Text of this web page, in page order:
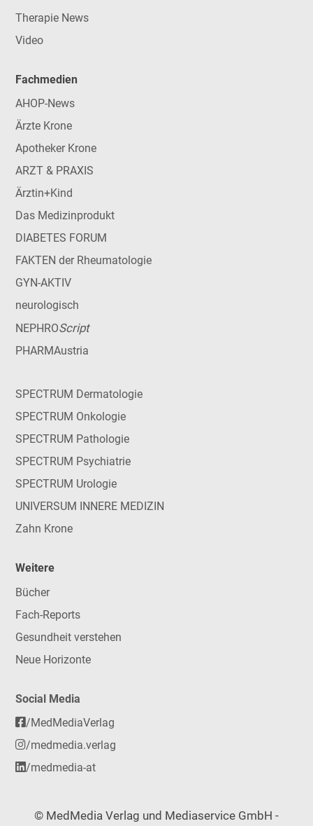
Therapie News
Video
Fachmedien
AHOP-News
Ärzte Krone
Apotheker Krone
ARZT & PRAXIS
Ärztin+Kind
Das Medizinprodukt
DIABETES FORUM
FAKTEN der Rheumatologie
GYN-AKTIV
neurologisch
NEPHROScript
PHARMAustria
SPECTRUM Dermatologie
SPECTRUM Onkologie
SPECTRUM Pathologie
SPECTRUM Psychiatrie
SPECTRUM Urologie
UNIVERSUM INNERE MEDIZIN
Zahn Krone
Weitere
Bücher
Fach-Reports
Gesundheit verstehen
Neue Horizonte
Social Media
/MedMediaVerlag
/medmedia.verlag
/medmedia-at
© MedMedia Verlag und Mediaservice GmbH -